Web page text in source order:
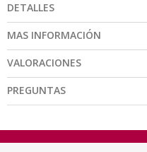
DETALLES
MAS INFORMACIÓN
VALORACIONES
PREGUNTAS